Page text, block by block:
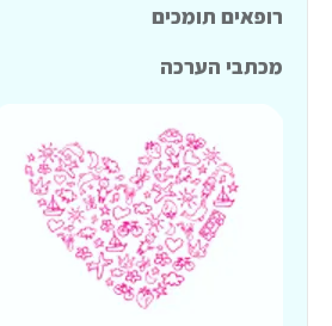
רופאים תומכים
מכתבי הערכה